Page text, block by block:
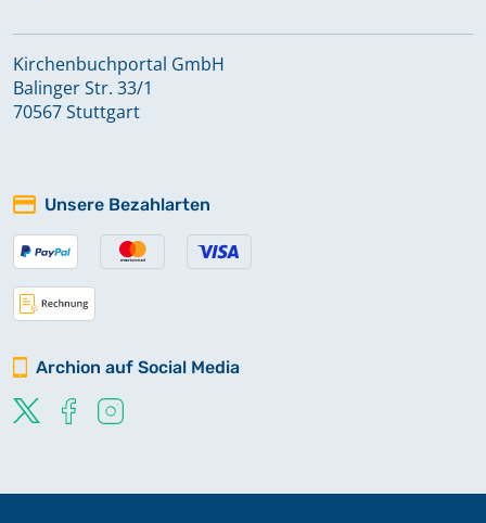
Kirchenbuchportal GmbH
Balinger Str. 33/1
70567 Stuttgart
Unsere Bezahlarten
Archion auf Social Media